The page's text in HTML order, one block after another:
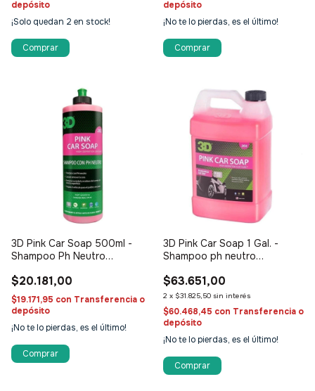
depósito
¡Solo quedan 2 en stock!
depósito
¡No te lo pierdas, es el último!
3D Pink Car Soap 500ml -
Shampoo Ph Neutro
$20.181,00
$19.171,95 con Transferencia o
depósito
¡No te lo pierdas, es el último!
3D Pink Car Soap 1 Gal. -
Shampoo ph neutro
$63.651,00
2 x $31.825,50 sin interés
$60.468,45 con Transferencia o
depósito
¡No te lo pierdas, es el último!